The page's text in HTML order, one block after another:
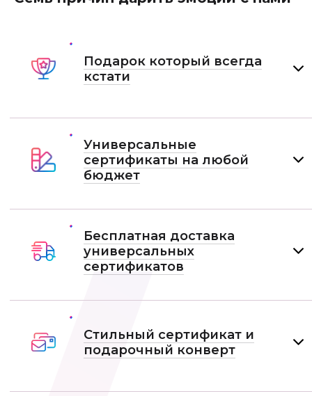
Подарок который всегда
кстати
Универсальные
сертификаты на любой
бюджет
Бесплатная доставка
универсальных
сертификатов
Стильный сертификат и
подарочный конверт